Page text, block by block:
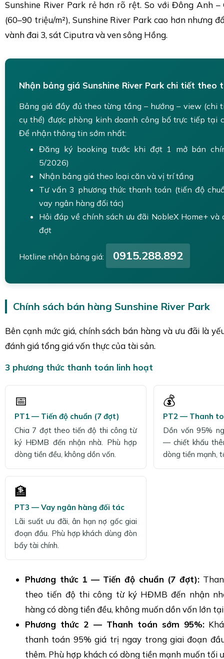
Sunshine River Park rẻ hơn rõ rệt. So với Đông Anh –
(60–90 triệu/m²), Sunshine River Park cao hơn nhưng
vành đai 3, sát Ciputra và ven sông Hồng.
Nhận bảng giá Sunshine River Park chi tiết theo
Bảng giá đầy đủ theo từng tầng – hướng – view (chi
cụ thể) được phòng kinh doanh công bố trực tiếp tại
Để nhận thông tin sớm nhất:
Đăng ký booking trước khi đợt 1 mở bán
5/2026)
Nhận bảng giá theo loại căn và vị trí tầng
Tư vấn 3 phương thức thanh toán (tiến độ
vay ngân hàng đối tác)
Hỏi đáp về chính sách ưu đãi NobleX Home+ và
đợt
Hotline nhận bảng giá: 0915.288.892
Chính sách bán hàng Sunshine River Park
Bên cạnh mức giá, chính sách bán hàng và ưu đãi là
đánh giá tổng giá vốn thực của tài sản.
3 phương thức thanh toán linh hoạt
📅
PT1 — Tiến độ chuẩn (7 đợt)
Chia 7 đợt theo tiến độ thi công từ
ký HĐMB đến nhận nhà. Phù hợp
dòng tiền đều, không dồn vốn.
💰
PT2 — Thanh
Dồn vốn 95%
— chiết khấu
dòng tiền mạnh,
🏦
PT3 — Vay ngân hàng đối tác
Lãi suất ưu đãi, ân hạn nợ gốc giai
đoạn đầu. Phù hợp khách dùng đòn
bẩy tài chính.
Phương thức 1 — Tiến độ chuẩn (7 đợt):
theo tiến độ thi công từ ký HĐMB đến nhận
hàng có dòng tiền đều, không muốn dồn vốn lớn
Phương thức 2 — Thanh toán sớm 95%:
thanh toán 95% giá trị ngay trong giai đoạn
thêm. Phù hợp khách có dòng tiền mạnh muốn tối